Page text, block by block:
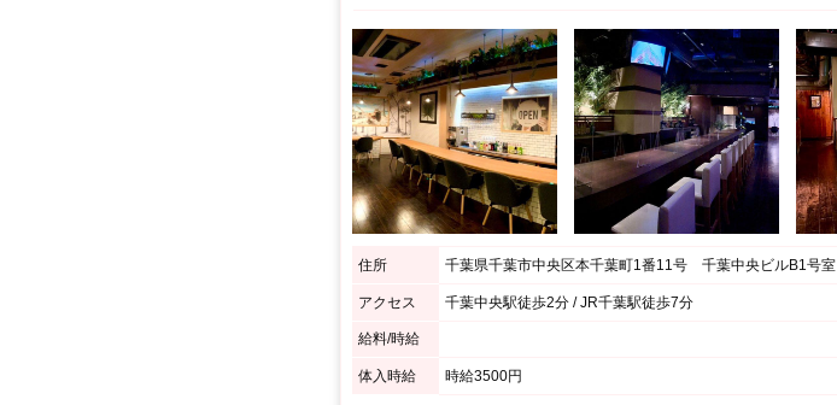
住所 千葉県千葉市中央区本千葉町1番11号 千葉中央ビルB1号室
アクセス 千葉中央駅徒歩2分 / JR千葉駅徒歩7分
給料/時給
体入時給 時給3500円